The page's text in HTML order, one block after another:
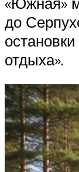
до
отдыха».